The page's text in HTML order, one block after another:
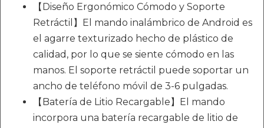
【Diseño Ergonómico Cómodo y Soporte
Retráctil】El mando inalámbrico de Android es
el agarre texturizado hecho de plástico de
calidad, por lo que se siente cómodo en las
manos. El soporte retráctil puede soportar un
ancho de teléfono móvil de 3-6 pulgadas.
【Batería de Litio Recargable】El mando
incorpora una batería recargable de litio de